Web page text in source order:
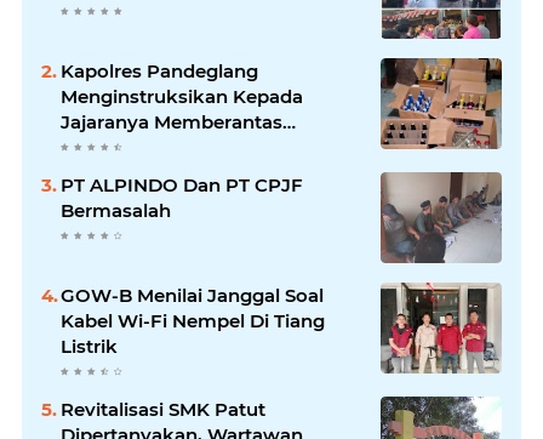
Kapolres Pandeglang
Menginstruksikan Kepada
Jajaranya Memberantas
Peredaran Miras
PT ALPINDO Dan PT CPJF
Bermasalah
GOW-B Menilai Janggal Soal
Kabel Wi-Fi Nempel Di Tiang
Listrik
Revitalisasi SMK Patut